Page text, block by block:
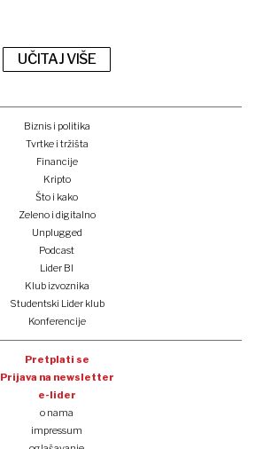
UČITAJ VIŠE
Biznis i politika
Tvrtke i tržišta
Financije
Kripto
Što i kako
Zeleno i digitalno
Unplugged
Podcast
Lider BI
Klub izvoznika
Studentski Lider klub
Konferencije
Pretplati se
Prijava na newsletter
e-lider
o nama
impressum